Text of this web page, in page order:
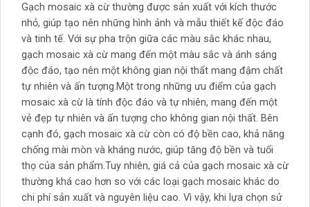
Gạch mosaic xà cừ thường được sản xuất với kích thước
nhỏ, giúp tạo nên những hình ảnh và mẫu thiết kế độc đáo
và tinh tế. Với sự pha trộn giữa các màu sắc khác nhau,
gạch mosaic xà cừ mang đến một màu sắc và ánh sáng
độc đáo, tạo nên một không gian nội thất mang đậm chất
tự nhiên và ấn tượng.Một trong những ưu điểm của gạch
mosaic xà cừ là tính độc đáo và tự nhiên, mang đến một
vẻ đẹp tự nhiên và ấn tượng cho không gian nội thất. Bên
cạnh đó, gạch mosaic xà cừ còn có độ bền cao, khả năng
chống mài mòn và kháng nước, giúp tăng độ bền và tuổi
thọ của sản phẩm.Tuy nhiên, giá cả của gạch mosaic xà cừ
thường khá cao hơn so với các loại gạch mosaic khác do
chi phí sản xuất và nguyên liệu cao. Vì vậy, khi lựa chọn sử